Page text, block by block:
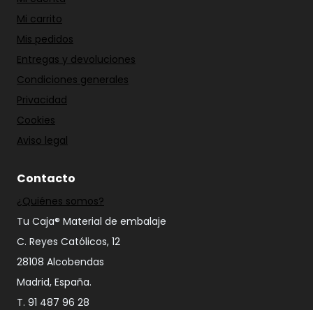
Mi carrito
Mis pedidos
Entregas y devoluciones
Condiciones generales
Privacidad
Cookies
Aviso legal
Contacto
¿Quiénes somos?
Tu Caja® Material de embalaje
C. Reyes Católicos, 12
28108 Alcobendas
Madrid, España.
T. 91 487 96 28